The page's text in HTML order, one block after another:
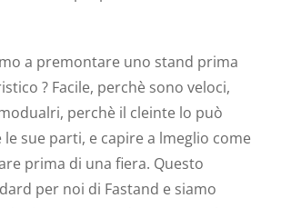
a premontare uno stand prima
? Facile, perchè sono veloci,
perchè il cleinte lo può
sue parti, e capire a lmeglio come
prima di una fiera. Questo
per noi di Fastand e siamo